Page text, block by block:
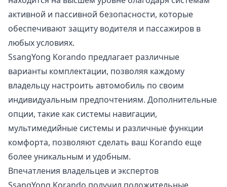
активной и пассивной безопасности, которые
обеспечивают защиту водителя и пассажиров в
любых условиях.
SsangYong Korando предлагает различные
варианты комплектации, позволяя каждому
владельцу настроить автомобиль по своим
индивидуальным предпочтениям. Дополнительные
опции, такие как системы навигации,
мультимедийные системы и различные функции
комфорта, позволяют сделать ваш Korando еще
более уникальным и удобным.
Впечатления владельцев и экспертов